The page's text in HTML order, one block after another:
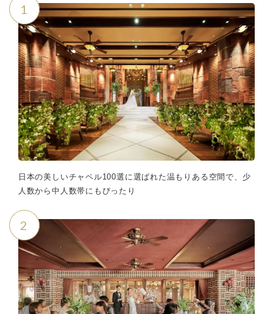
1
日本の美しいチャペル100選に選ばれた温もりある空間で、少
人数から中人数帯にもぴったり
2